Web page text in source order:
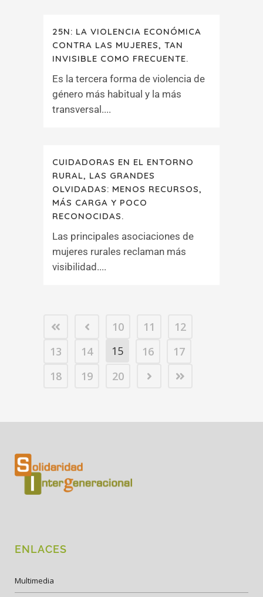
25N: LA VIOLENCIA ECONÓMICA
CONTRA LAS MUJERES, TAN
INVISIBLE COMO FRECUENTE.
Es la tercera forma de violencia de
género más habitual y la más
transversal....
CUIDADORAS EN EL ENTORNO
RURAL, LAS GRANDES
OLVIDADAS: MENOS RECURSOS,
MÁS CARGA Y POCO
RECONOCIDAS.
Las principales asociaciones de
mujeres rurales reclaman más
visibilidad....
10 11
12
13
14 15 16
17
18
19 20
ENLACES
Multimedia